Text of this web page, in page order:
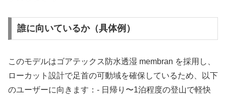
誰に向いているか（具体例）
このモデルはゴアテックス防水透湿 membran を採用し、
ローカット設計で足首の可動域を確保しているため、以下
のユーザーに向きます：- 日帰り〜1泊程度の登山で軽快